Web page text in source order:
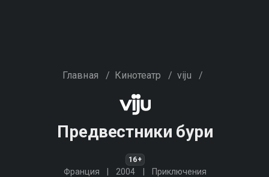
Главная / Кинотеатр / viju /
Предвестники бури
16+
Франция 2004 Приключения